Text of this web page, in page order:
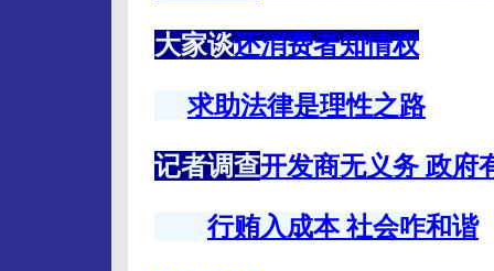
大家谈还消费者知情权
求助法律是理性之路
记者调查开发商无义务 政府
行贿入成本 社会咋和谐